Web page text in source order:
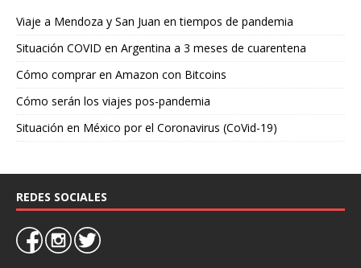
Viaje a Mendoza y San Juan en tiempos de pandemia
Situación COVID en Argentina a 3 meses de cuarentena
Cómo comprar en Amazon con Bitcoins
Cómo serán los viajes pos-pandemia
Situación en México por el Coronavirus (CoVid-19)
REDES SOCIALES